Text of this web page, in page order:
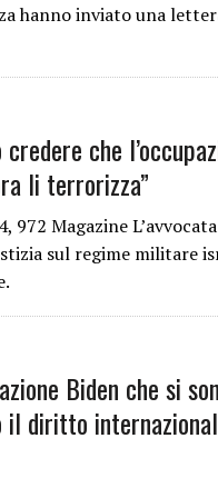
hanno inviato una
che
li terrorizza”
972 Magazine
sul regime militare
Biden che si
diritto